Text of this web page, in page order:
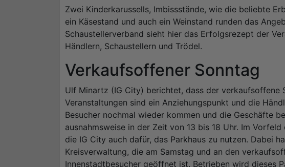
Zwei Kinderkarussells, Imbissstände, wie die beliebte
ein Käsestand und auch ein Weinstand runden das
Schaustellerverband sieht hier das Erfolgsrezept der
Händlern, Schaustellern und Trödel.
Verkaufsoffener Sonntag
Ulf Minartz (IG City) berichtet, dass der verkaufsoffene
Veranstaltungen sind ein Anziehungspunkt und die
Besucher nochmal wieder kommen und die Geschäfte
ausnahmsweise in der Zeit von 13 bis 18 Uhr. Im
die IG City auch dafür, das Parkhaus zu nutzen. Dabei
Kreisverwaltung, die am Samstag und an den
Innenstadtbesucher geöffnet ist. Betrieben wird dieses